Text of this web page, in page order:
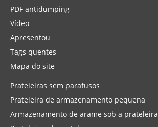
PDF antidumping
Vídeo
Apresentou
Tags quentes
Mapa do site
Prateleiras sem parafusos
Prateleira de armazenamento pequena
Armazenamento de arame sob a prateleira